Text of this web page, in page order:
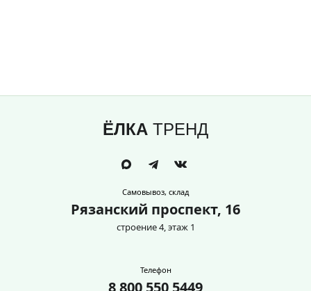
ЁЛКА ТРЕНД
Самовывоз, склад
Рязанский проспект, 16
строение 4, этаж 1
Телефон
8 800 550 5449